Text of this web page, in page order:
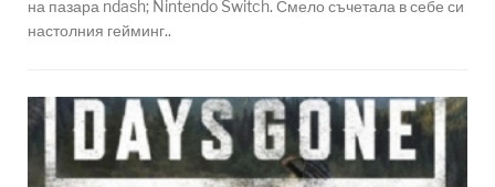
на пазара ndash; Nintendo Switch. Смело съчетала в себе си
настолния гейминг..